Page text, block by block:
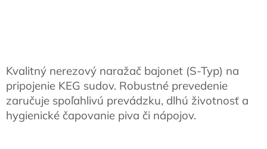
Kvalitný nerezový naražač bajonet (S-Typ) na
pripojenie KEG sudov. Robustné prevedenie
zaručuje spoľahlivú prevádzku, dlhú životnosť a
hygienické čapovanie piva či nápojov.